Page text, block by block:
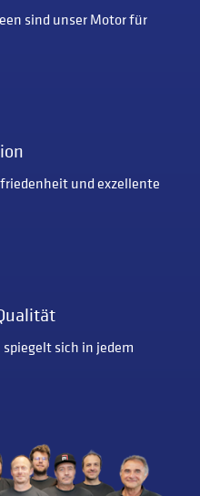
sind unser Motor für
und exzellente
sich in jedem